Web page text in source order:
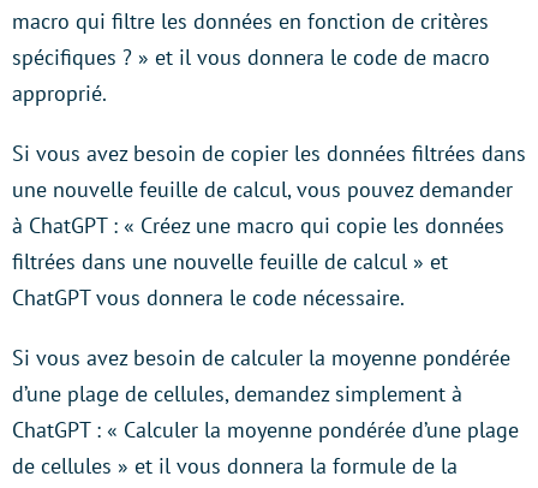
macro qui filtre les données en fonction de critères
spécifiques ? » et il vous donnera le code de macro
approprié.
Si vous avez besoin de copier les données filtrées dans
une nouvelle feuille de calcul, vous pouvez demander
à ChatGPT : « Créez une macro qui copie les données
filtrées dans une nouvelle feuille de calcul » et
ChatGPT vous donnera le code nécessaire.
Si vous avez besoin de calculer la moyenne pondérée
d’une plage de cellules, demandez simplement à
ChatGPT : « Calculer la moyenne pondérée d’une plage
de cellules » et il vous donnera la formule de la